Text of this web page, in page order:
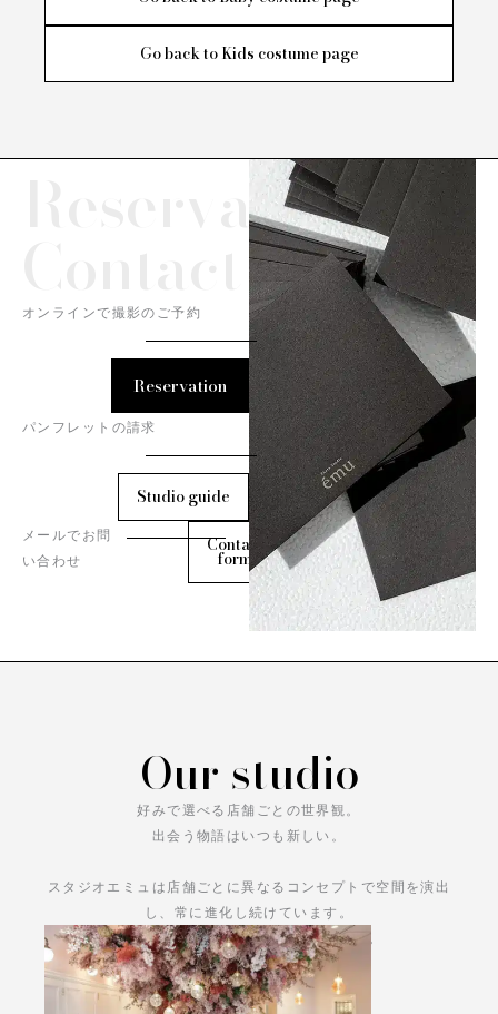
Go back to Kids costume page
Reservation/
オンラインで撮影のご予約
Reservation
パンフレットの請求
Studio guide
メールでお問
い合わせ
Contact
form
Our studio
好みで選べる店舗ごとの世界観。
出会う物語はいつも新しい。
スタジオエミュは店舗ごとに異なるコンセプトで空間を演出
し、常に進化し続けています。
あなただけの物語をお楽しみください。